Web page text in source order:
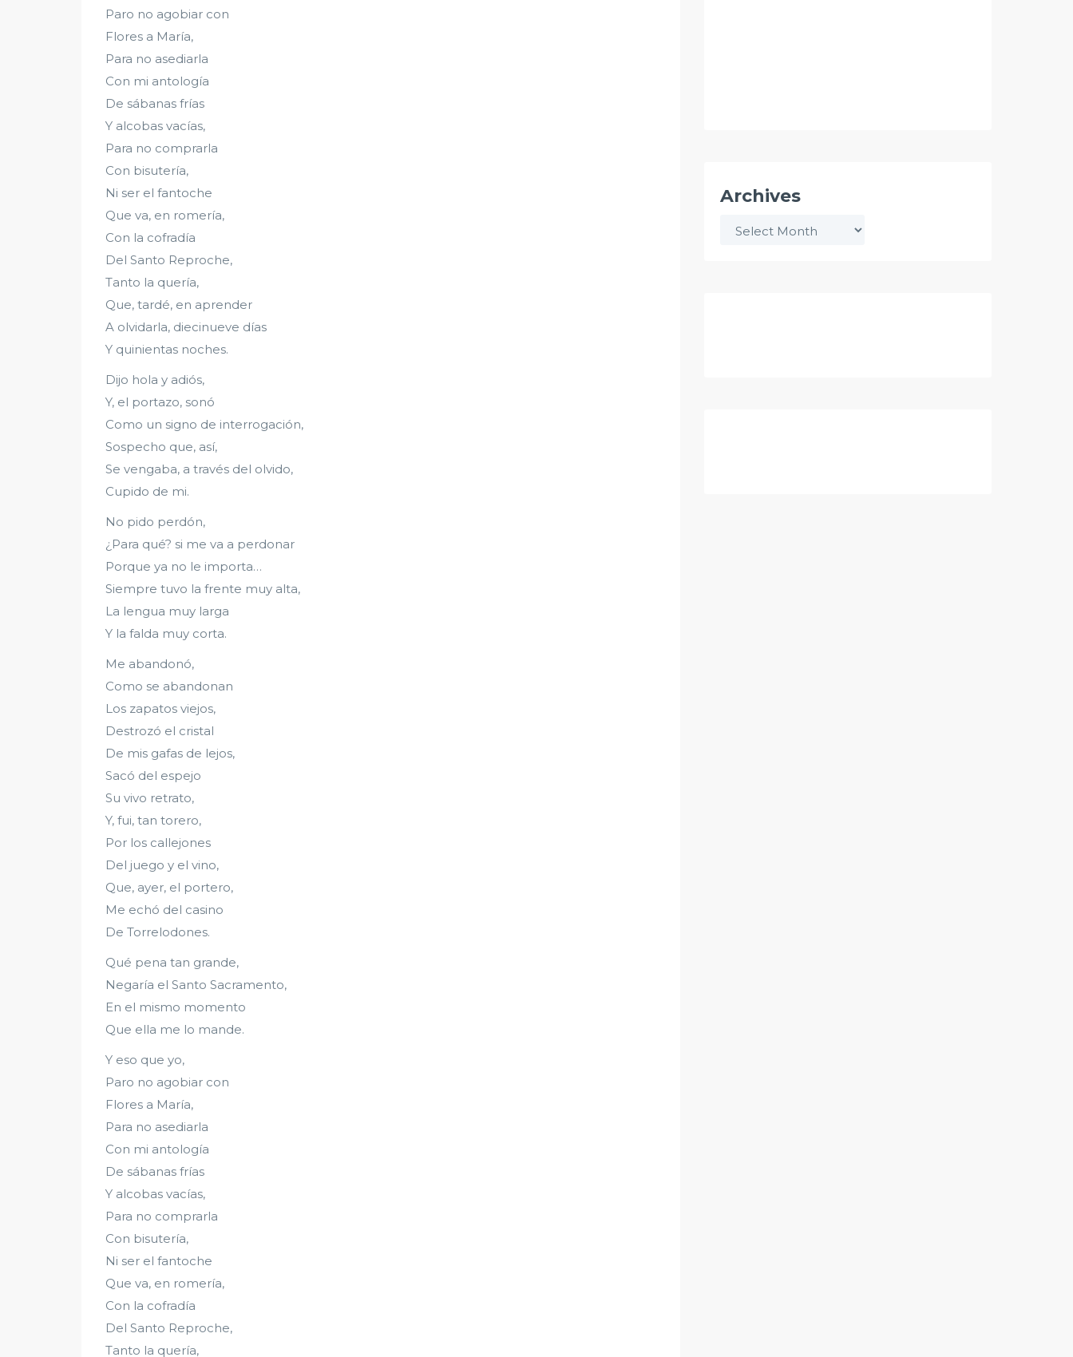
Paro no agobiar con
Flores a María,
Para no asediarla
Con mi antología
De sábanas frías
Y alcobas vacías,
Para no comprarla
Con bisutería,
Ni ser el fantoche
Que va, en romería,
Con la cofradía
Del Santo Reproche,
Tanto la quería,
Que, tardé, en aprender
A olvidarla, diecinueve días
Y quinientas noches.
Dijo hola y adiós,
Y, el portazo, sonó
Como un signo de interrogación,
Sospecho que, así,
Se vengaba, a través del olvido,
Cupido de mi.
No pido perdón,
¿Para qué? si me va a perdonar
Porque ya no le importa…
Siempre tuvo la frente muy alta,
La lengua muy larga
Y la falda muy corta.
Me abandonó,
Como se abandonan
Los zapatos viejos,
Destrozó el cristal
De mis gafas de lejos,
Sacó del espejo
Su vivo retrato,
Y, fui, tan torero,
Por los callejones
Del juego y el vino,
Que, ayer, el portero,
Me echó del casino
De Torrelodones.
Qué pena tan grande,
Negaría el Santo Sacramento,
En el mismo momento
Que ella me lo mande.
Y eso que yo,
Paro no agobiar con
Flores a María,
Para no asediarla
Con mi antología
De sábanas frías
Y alcobas vacías,
Para no comprarla
Con bisutería,
Ni ser el fantoche
Que va, en romería,
Con la cofradía
Del Santo Reproche,
Tanto la quería,
Archives